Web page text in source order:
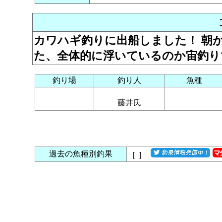
カワハギ釣りに出船しました！ 朝
た、全体的に浮いているのか宙釣
釣り場 釣り人 魚種
藤井氏
過去の魚種別釣果 ［ ］